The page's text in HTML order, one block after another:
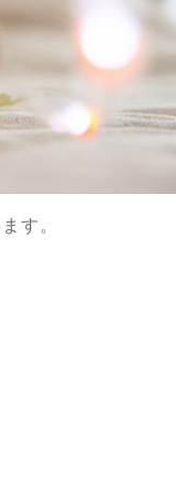
す。